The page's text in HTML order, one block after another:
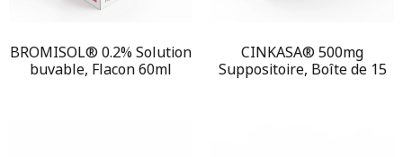
BROMISOL® 0.2% Solution
buvable, Flacon 60ml
CINKASA® 500mg
Suppositoire, Boîte de 15